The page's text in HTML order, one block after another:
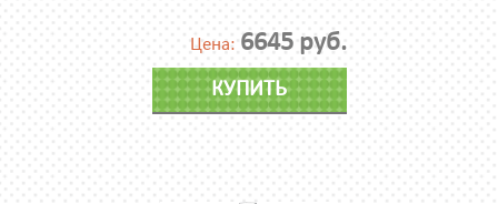
Цена: 6645 руб.
КУПИТЬ